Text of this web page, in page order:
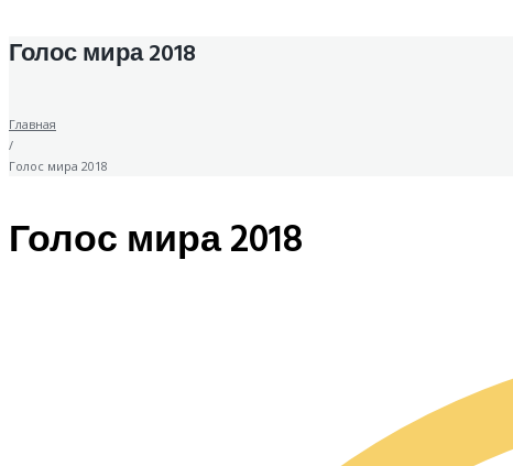
Голос мира 2018
Главная
/
Голос мира 2018
Голос мира 2018